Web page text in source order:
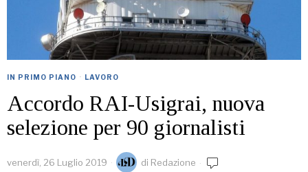
IN PRIMO PIANO · LAVORO
Accordo RAI-Usigrai, nuova
selezione per 90 giornalisti
venerdì, 26 Luglio 2019 di Redazione